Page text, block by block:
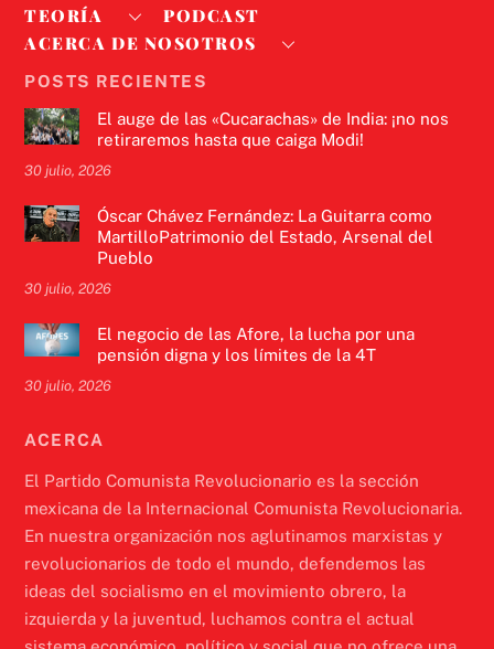
TEORÍA
PODCAST
ACERCA DE NOSOTROS
POSTS RECIENTES
El auge de las «Cucarachas» de India: ¡no nos
retiraremos hasta que caiga Modi!
30 julio, 2026
Óscar Chávez Fernández: La Guitarra como
MartilloPatrimonio del Estado, Arsenal del
Pueblo
30 julio, 2026
El negocio de las Afore, la lucha por una
pensión digna y los límites de la 4T
30 julio, 2026
ACERCA
El Partido Comunista Revolucionario es la sección
mexicana de la Internacional Comunista Revolucionaria.
En nuestra organización nos aglutinamos marxistas y
revolucionarios de todo el mundo, defendemos las
ideas del socialismo en el movimiento obrero, la
izquierda y la juventud, luchamos contra el actual